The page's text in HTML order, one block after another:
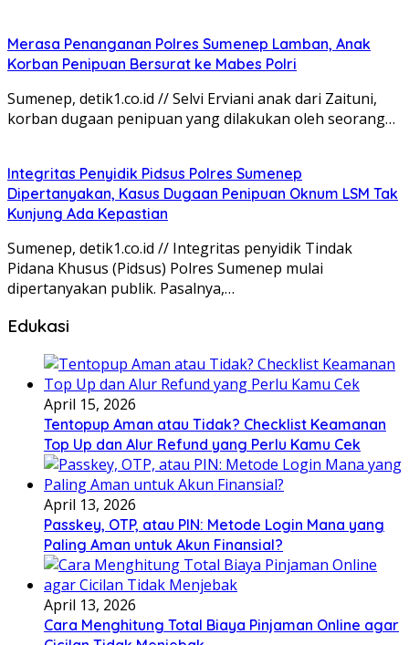
Merasa Penanganan Polres Sumenep Lamban, Anak
Korban Penipuan Bersurat ke Mabes Polri
Sumenep, detik1.co.id // Selvi Erviani anak dari Zaituni,
korban dugaan penipuan yang dilakukan oleh seorang…
Integritas Penyidik Pidsus Polres Sumenep
Dipertanyakan, Kasus Dugaan Penipuan Oknum LSM Tak
Kunjung Ada Kepastian
Sumenep, detik1.co.id // Integritas penyidik Tindak
Pidana Khusus (Pidsus) Polres Sumenep mulai
dipertanyakan publik. Pasalnya,…
Edukasi
April 15, 2026
Tentopup Aman atau Tidak? Checklist Keamanan
Top Up dan Alur Refund yang Perlu Kamu Cek
April 13, 2026
Passkey, OTP, atau PIN: Metode Login Mana yang
Paling Aman untuk Akun Finansial?
April 13, 2026
Cara Menghitung Total Biaya Pinjaman Online agar